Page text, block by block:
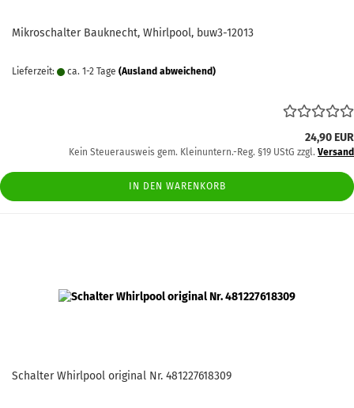
Mikroschalter Bauknecht, Whirlpool, buw3-12013
Lieferzeit: ca. 1-2 Tage (Ausland abweichend)
24,90 EUR
Kein Steuerausweis gem. Kleinuntern.-Reg. §19 UStG zzgl. Versand
IN DEN WARENKORB
Schalter Whirlpool original Nr. 481227618309